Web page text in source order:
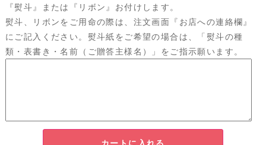
『熨斗』または『リボン』お付けします。
熨斗、リボンをご用命の際は、注文画面『お店への連絡欄』
にご記入ください。熨斗紙をご希望の場合は、「熨斗の種
類・表書き・名前（ご贈答主様名）」をご指示願います。
カートに入れる